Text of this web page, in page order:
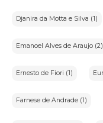
Djanira da Motta e Silva (1)
Emanoel Alves de Araujo (2)
Ernesto de Fiori (1)
Farnese de Andrade (1)